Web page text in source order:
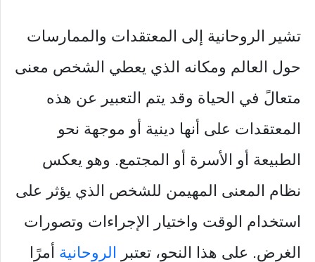
تشير الروحانية إلى المعتقدات والممارسات
حول العالم ومكانه الذي يعطي الشخص معنى
متعالً في الحياة وقد يتم التعبير عن هذه
المعتقدات على أنها دينية أو موجهة نحو
الطبيعة أو الأسرة أو المجتمع. وهو يعكس
نظام المعنى المهيمن للشخص الذي يؤثر على
استخدام الوقت واختيار الإجراءات وتصورات
الغرض. على هذا النحو، تعتبر الروحانية أمرًا